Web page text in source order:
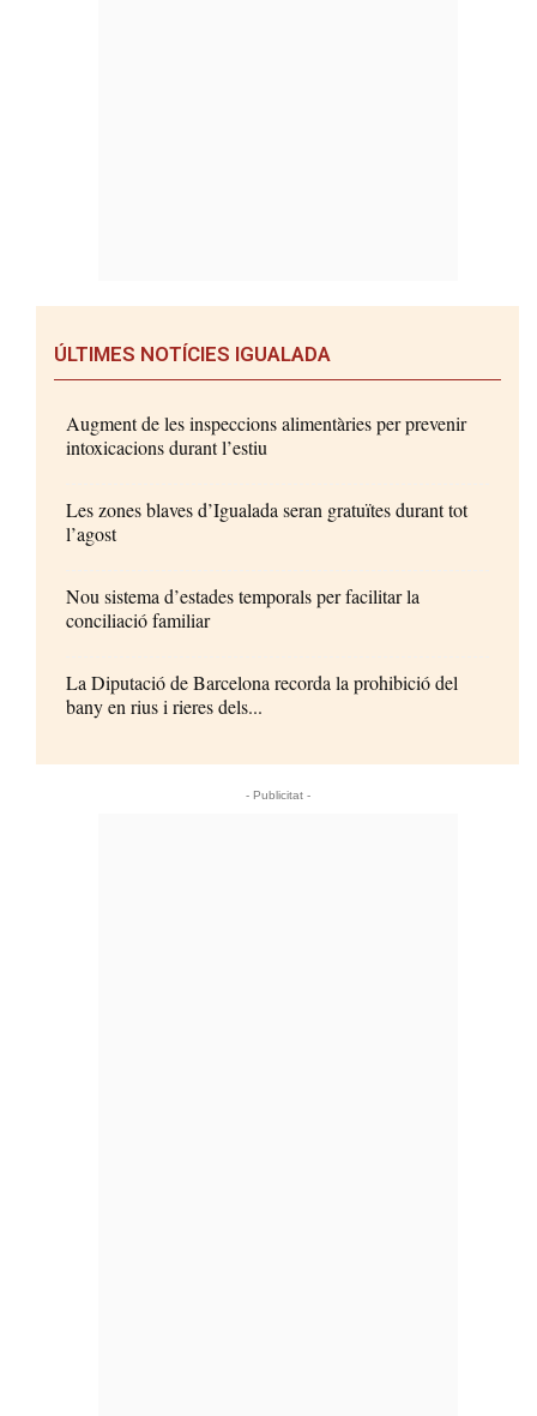
ÚLTIMES NOTÍCIES IGUALADA
Augment de les inspeccions alimentàries per prevenir
intoxicacions durant l’estiu
Les zones blaves d’Igualada seran gratuïtes durant tot
l’agost
Nou sistema d’estades temporals per facilitar la
conciliació familiar
La Diputació de Barcelona recorda la prohibició del
bany en rius i rieres dels...
- Publicitat -